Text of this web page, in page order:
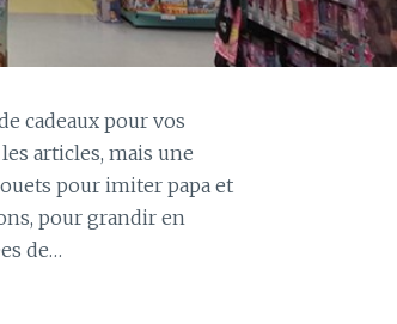
cadeaux pour vos
articles, mais une
pour imiter papa et
pour grandir en
de…